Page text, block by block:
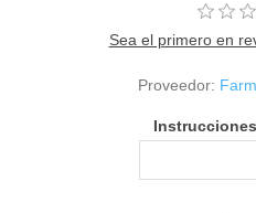
Sea el primero en
Proveedor: